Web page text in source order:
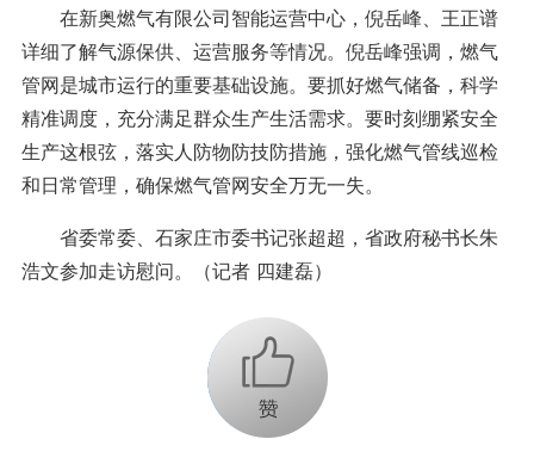
在新奥燃气有限公司智能运营中心，倪岳峰、王正谱
详细了解气源保供、运营服务等情况。倪岳峰强调，燃气
管网是城市运行的重要基础设施。要抓好燃气储备，科学
精准调度，充分满足群众生产生活需求。要时刻绷紧安全
生产这根弦，落实人防物防技防措施，强化燃气管线巡检
和日常管理，确保燃气管网安全万无一失。
省委常委、石家庄市委书记张超超，省政府秘书长朱
浩文参加走访慰问。（记者 四建磊）
+1